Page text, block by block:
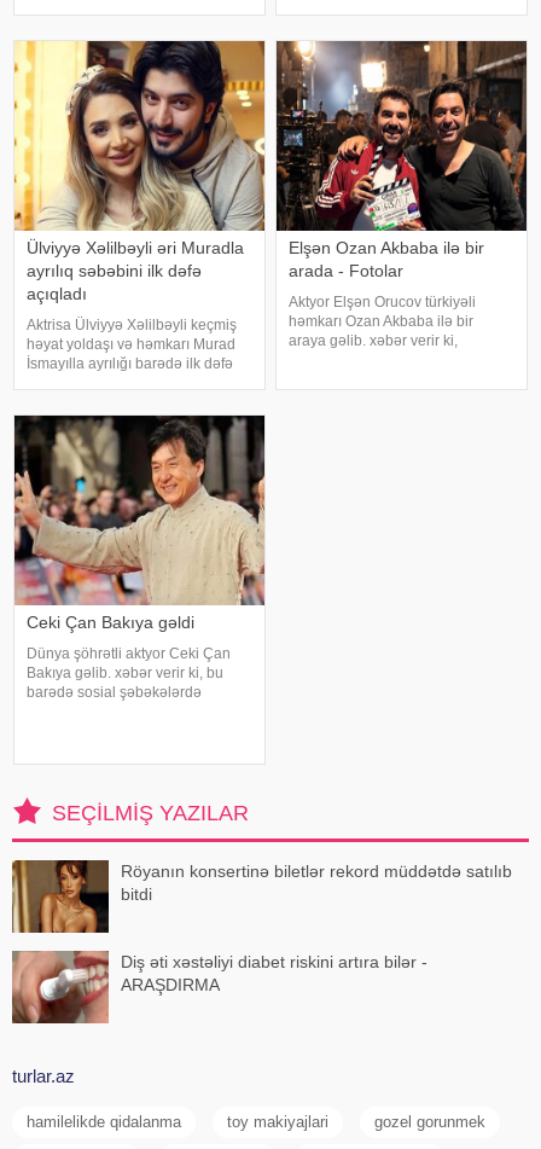
(DHA) Türkiyə Məhkəmə-Tibb
İnstitutunun rəyinə istinadə
Əməliyya
Ülviyyə Xəlilbəyli əri Muradla
ayrılıq səbəbini ilk dəfə
açıqladı
Aktrisa Ülviyyə Xəlilbəyli keçmiş
həyat yoldaşı və həmkarı Murad
İsmayılla ayrılığı barədə ilk dəfə
"YouTube" kanalında yayımlanan
müsahibəsində danışıb
Elşən Ozan Akbaba ilə bir
arada - Fotolar
Aktyor Elşən Orucov türkiyəli
həmkarı Ozan Akbaba ilə bir
araya gəlib. xəbər verir ki,
Ceki Çan Bakıya gəldi
Dünya şöhrətli aktyor Ceki Çan
Bakıya gəlib. xəbər verir ki, bu
barədə sosial şəbəkələrdə
SEÇILMIŞ YAZILAR
Röyanın konsertinə biletlər rekord müddətdə satılıb
bitdi
Diş əti xəstəliyi diabet riskini artıra bilər -
ARAŞDIRMA
turlar.az
hamilelikde qidalanma toy makiyajlari gozel gorunmek